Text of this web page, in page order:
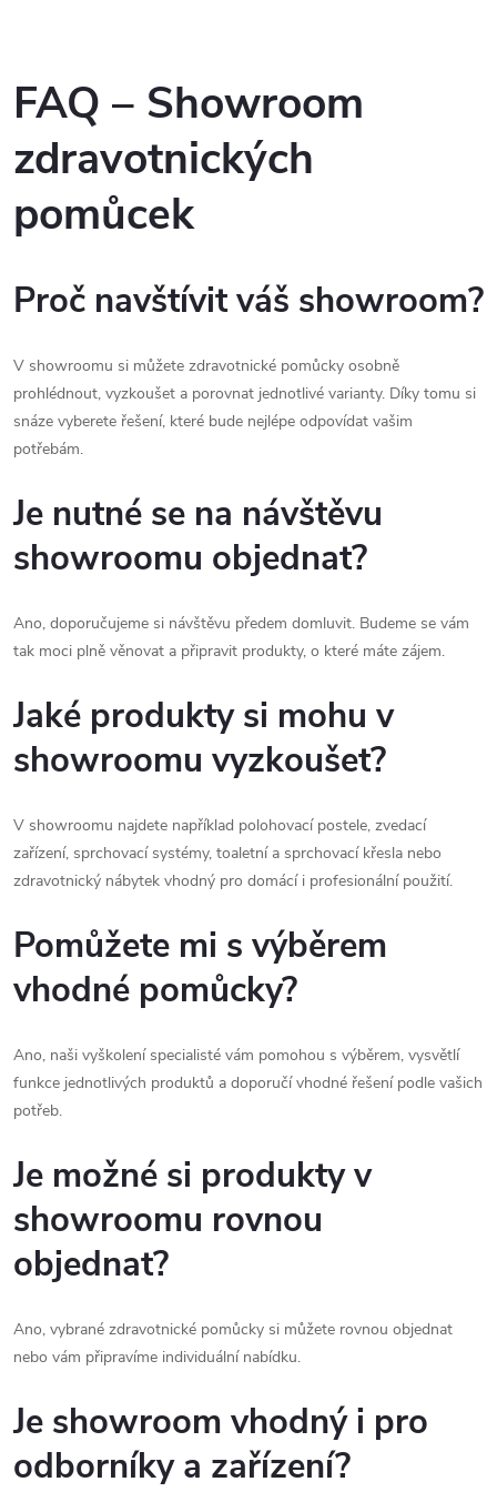
FAQ – Showroom
zdravotnických
pomůcek
Proč navštívit váš showroom?
V showroomu si můžete zdravotnické pomůcky osobně
prohlédnout, vyzkoušet a porovnat jednotlivé varianty. Díky tomu si
snáze vyberete řešení, které bude nejlépe odpovídat vašim
potřebám.
Je nutné se na návštěvu
showroomu objednat?
Ano, doporučujeme si návštěvu předem domluvit. Budeme se vám
tak moci plně věnovat a připravit produkty, o které máte zájem.
Jaké produkty si mohu v
showroomu vyzkoušet?
V showroomu najdete například polohovací postele, zvedací
zařízení, sprchovací systémy, toaletní a sprchovací křesla nebo
zdravotnický nábytek vhodný pro domácí i profesionální použití.
Pomůžete mi s výběrem
vhodné pomůcky?
Ano, naši vyškolení specialisté vám pomohou s výběrem, vysvětlí
funkce jednotlivých produktů a doporučí vhodné řešení podle vašich
potřeb.
Je možné si produkty v
showroomu rovnou
objednat?
Ano, vybrané zdravotnické pomůcky si můžete rovnou objednat
nebo vám připravíme individuální nabídku.
Je showroom vhodný i pro
odborníky a zařízení?